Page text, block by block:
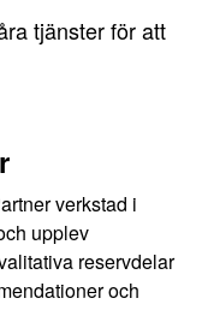
tjänster för att
verkstad i
upplev
reservdelar
och